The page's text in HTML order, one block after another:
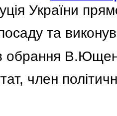
України
та
обрання
член